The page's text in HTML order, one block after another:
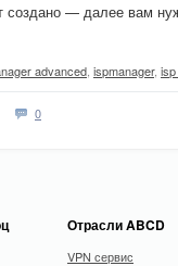
создано — далее вам
advanced ispmanager,
0
Отрасли ABCD
VPN сервис